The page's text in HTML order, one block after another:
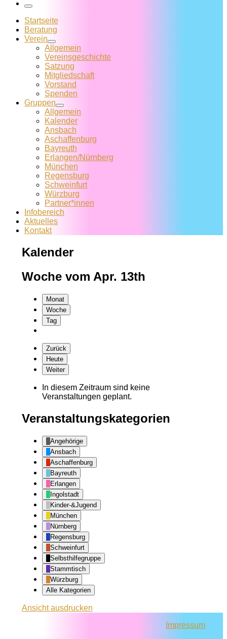
Menü
Startseite
Beratung
Verein
Allgemein
Vereins­geschichte
Satzung
Mitglied­schaft
Vorstand
Spenden
Gruppen
Allgemein
Kalender
Ansbach
Aschaffenburg
Bayreuth
Erlangen/Nürnberg
München
Regensburg
Schweinfurt
Würzburg
Partner*innen
Infobereich
Aktuelles
Kontakt
Kalender
Woche vom Apr. 13th
Monat
Woche
Tag
Zurück
Heute
Weiter
In diesem Zeitraum sind keine
Veranstaltungen geplant.
Veranstaltungskategorien
Angehörige
Ansbach
Aschaffenburg
Bayreuth
Erlangen
Ingolstadt
Kinder-&Jugend
München
Nürnberg
Regensburg
Schweinfurt
Selbsthilfegruppe
Stammtisch
Würzburg
Alle Kategorien
Ansichtausdrucken
Impressum